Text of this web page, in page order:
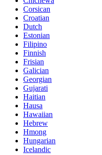
Corsican
Croatian
Dutch
Estonian
Filipino
Finnish
Frisian
Galician
Georgian
Gujarati
Haitian
Hausa
Hawaiian
Hebrew
Hmong
Hungarian
Icelandic